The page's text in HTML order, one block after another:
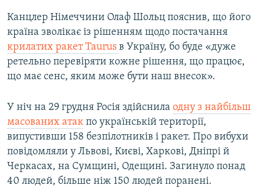
Канцлер Німеччини Олаф Шольц пояснив, що його
країна зволікає із рішенням щодо постачання
крилатих ракет Taurus в Україну, бо буде «дуже
ретельно перевіряти кожне рішення, що працює,
що має сенс, яким може бути наш внесок».
У ніч на 29 грудня Росія здійснила одну з найбільш
масованих атак по українській території,
випустивши 158 безпілотників і ракет. Про вибухи
повідомляли у Львові, Києві, Харкові, Дніпрі й
Черкасах, на Сумщині, Одещині. Загинуло понад
40 людей, більше ніж 150 людей поранені.